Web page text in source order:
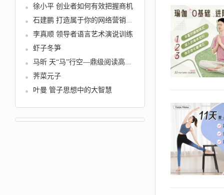
徐小平 创业者如何有效把握商机
石建鹏 打造属于你的网络营销商业...
李真顺 领导者语言艺术演说训练
虾子冬笋
马昕 天“马”行空—鼎级阅读高中...
荠菜元子
叶曼 管子思想中的大智慧